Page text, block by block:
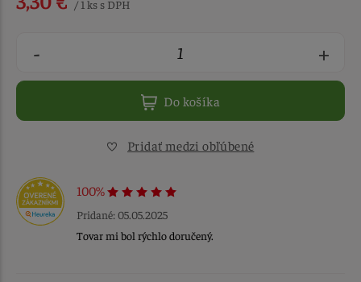
/ 1 ks s DPH
- +
Do košíka
Pridať medzi obľúbené
100%
Pridané: 05.05.2025
Tovar mi bol rýchlo doručený.